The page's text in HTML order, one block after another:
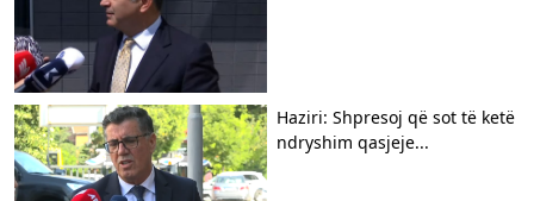
Haziri: Shpresoj që sot të ketë
ndryshim qasjeje...